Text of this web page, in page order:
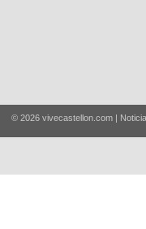
© 2026 vivecastellon.com |